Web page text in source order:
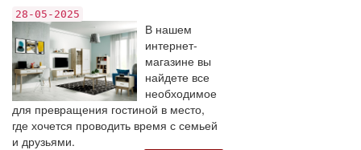
28-05-2025
В нашем
интернет-
магазине вы
найдете все
необходимое
для превращения гостиной в место,
где хочется проводить время с семьей
и друзьями.